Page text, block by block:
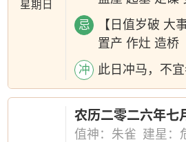
星期日
忌
【日值岁破 大
置产 作灶 造桥
冲 此日冲马，不
农历二零二六年七
值神：朱雀 建星：